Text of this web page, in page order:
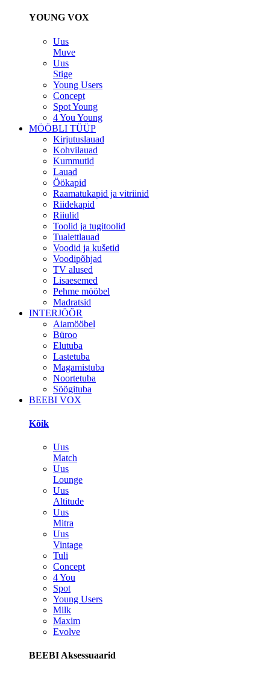
YOUNG VOX
Uus
Muve
Uus
Stige
Young Users
Concept
Spot Young
4 You Young
MÖÖBLI TÜÜP
Kirjutuslauad
Kohvilauad
Kummutid
Lauad
Öökapid
Raamatukapid ja vitriinid
Riidekapid
Riiulid
Toolid ja tugitoolid
Tualettlauad
Voodid ja kušetid
Voodipõhjad
TV alused
Lisaesemed
Pehme mööbel
Madratsid
INTERJÖÖR
Aiamööbel
Büroo
Elutuba
Lastetuba
Magamistuba
Noortetuba
Söögituba
BEEBI VOX
Kõik
Uus
Match
Uus
Lounge
Uus
Altitude
Uus
Mitra
Uus
Vintage
Tuli
Concept
4 You
Spot
Young Users
Milk
Maxim
Evolve
BEEBI Aksessuaarid